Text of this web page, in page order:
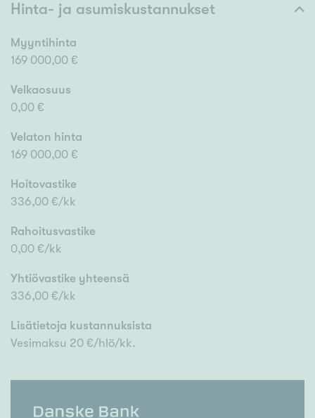
Hinta- ja asumiskustannukset
Myyntihinta
169 000,00 €
Velkaosuus
0,00 €
Velaton hinta
169 000,00 €
Hoitovastike
336,00 €/kk
Rahoitusvastike
0,00 €/kk
Yhtiövastike yhteensä
336,00 €/kk
Lisätietoja kustannuksista
Vesimaksu 20 €/hlö/kk.